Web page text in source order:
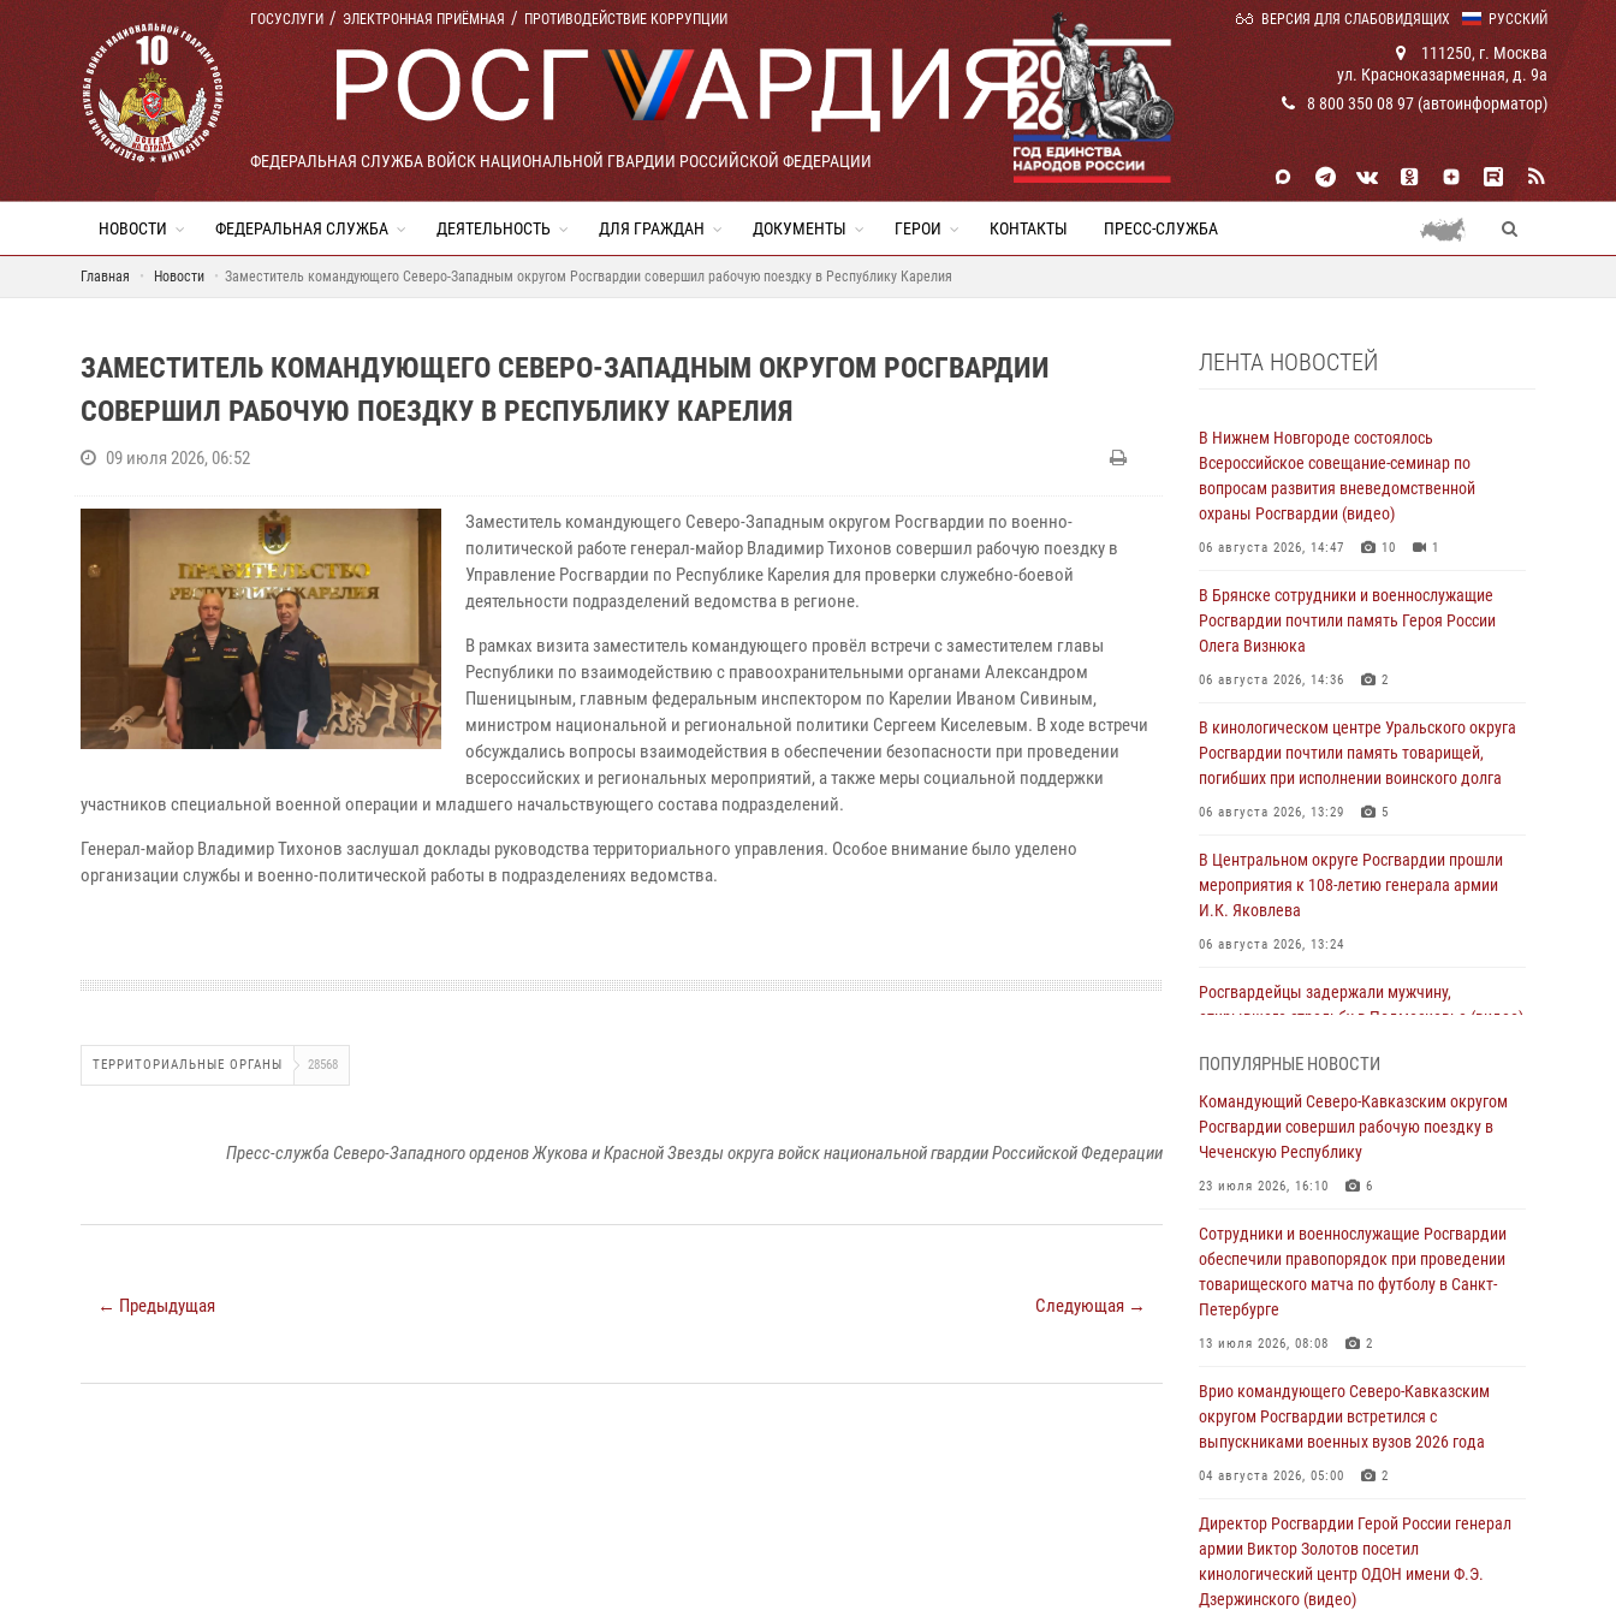
РУССКИЙ
ГОСУСЛУГИ ЭЛЕКТРОННАЯ ПРИЁМНАЯ ПРОТИВОДЕЙСТВИЕ КОРРУПЦИИ ВЕРСИЯ ДЛЯ СЛАБОВИДЯЩИХ
ФЕДЕРАЛЬНАЯ СЛУЖБА ВОЙСК НАЦИОНАЛЬНОЙ ГВАРДИИ РОССИЙСКОЙ ФЕДЕРАЦИИ
111250, г. Москва
ул. Красноказарменная, д. 9а
8 800 350 08 97 (автоинформатор)
НОВОСТИ ФЕДЕРАЛЬНАЯ СЛУЖБА ДЕЯТЕЛЬНОСТЬ ДЛЯ ГРАЖДАН ДОКУМЕНТЫ ГЕРОИ КОНТАКТЫ ПРЕСС-СЛУЖБА
Главная Новости Заместитель командующего Северо-Западным округом Росгвардии совершил рабочую поездку в Республику Карелия
ЗАМЕСТИТЕЛЬ КОМАНДУЮЩЕГО СЕВЕРО-ЗАПАДНЫМ ОКРУГОМ РОСГВАРДИИ
СОВЕРШИЛ РАБОЧУЮ ПОЕЗДКУ В РЕСПУБЛИКУ КАРЕЛИЯ
09 июля 2026, 06:52
Заместитель командующего Северо-Западным округом Росгвардии по военно-
политической работе генерал-майор Владимир Тихонов совершил рабочую поездку в
Управление Росгвардии по Республике Карелия для проверки служебно-боевой
деятельности подразделений ведомства в регионе.
В рамках визита заместитель командующего провёл встречи с заместителем главы
Республики по взаимодействию с правоохранительными органами Александром
Пшеницыным, главным федеральным инспектором по Карелии Иваном Сивиным,
министром национальной и региональной политики Сергеем Киселевым. В ходе встречи
обсуждались вопросы взаимодействия в обеспечении безопасности при проведении
всероссийских и региональных мероприятий, а также меры социальной поддержки
участников специальной военной операции и младшего начальствующего состава подразделений.
Генерал-майор Владимир Тихонов заслушал доклады руководства территориального управления. Особое внимание было уделено
организации службы и военно-политической работы в подразделениях ведомства.
ТЕРРИТОРИАЛЬНЫЕ ОРГАНЫ 28568
Пресс-служба Северо-Западного орденов Жукова и Красной Звезды округа войск национальной гвардии Российской Федерации
← Предыдущая Следующая →
ЛЕНТА НОВОСТЕЙ
В Нижнем Новгороде состоялось
Всероссийское совещание-семинар по
вопросам развития вневедомственной
охраны Росгвардии (видео)
06 августа 2026, 14:47 10 1
В Брянске сотрудники и военнослужащие
Росгвардии почтили память Героя России
Олега Визнюка
06 августа 2026, 14:36 2
В кинологическом центре Уральского округа
Росгвардии почтили память товарищей,
погибших при исполнении воинского долга
06 августа 2026, 13:29 5
В Центральном округе Росгвардии прошли
мероприятия к 108‑летию генерала армии
И.К. Яковлева
06 августа 2026, 13:24
Росгвардейцы задержали мужчину,
открывшего стрельбу в Подмосковье (видео)
Росгвардейцы провели выставку вооружения
для участников сбора «Гвардеец» в Пензе
(видео)
06 августа 2026, 12:00
В Курске росгвардейцы приняли участие в
митинге, посвященном второй годовщине
вторжения ВСУ на территорию области
06 августа 2026, 11:56
задержал правонарушителя, угрожавшего
подростку травматическим пистолетом
06 августа 2026, 11:33 1
ликвидирована крупная нарколаборатория
06 августа 2026, 11:27
В Москве росгвардейцы задержали троих
ПОПУЛЯРНЫЕ НОВОСТИ
Командующий Северо-Кавказским округом
Росгвардии совершил рабочую поездку в
Чеченскую Республику
23 июля 2026, 16:10 6
Сотрудники и военнослужащие Росгвардии
обеспечили правопорядок при проведении
товарищеского матча по футболу в Санкт-
Петербурге
13 июля 2026, 08:08 2
Врио командующего Северо-Кавказским
округом Росгвардии встретился с
выпускниками военных вузов 2026 года
04 августа 2026, 05:00 2
Директор Росгвардии Герой России генерал
армии Виктор Золотов посетил
кинологический центр ОДОН имени Ф.Э.
Дзержинского (видео)